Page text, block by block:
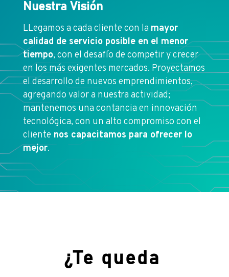
Nuestra Visión
LLegamos a cada cliente con la mayor
calidad de servicio posible en el menor
tiempo, con el desafío de competir y crecer
en los más exigentes mercados. Proyectamos
el desarrollo de nuevos emprendimientos,
agregando valor a nuestra actividad;
mantenemos una contancia en innovación
tecnológica, con un alto compromiso con el
cliente nos capacitamos para ofrecer lo
mejor.
¿Te queda